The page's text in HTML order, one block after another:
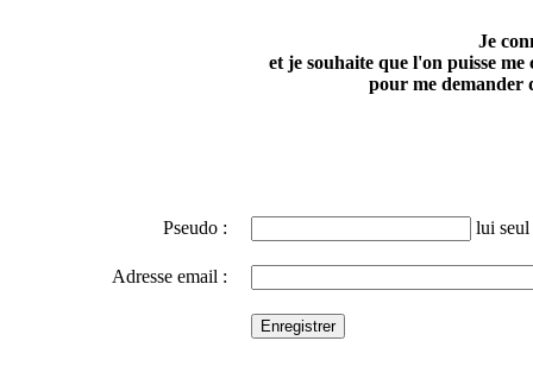
Je
et je souhaite que l'on puisse
pour me demander
Pseudo : lui seul
Adresse email :